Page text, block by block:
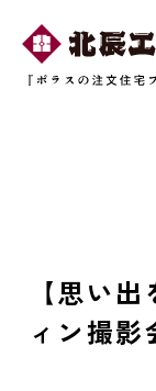
【思い
ィン撮